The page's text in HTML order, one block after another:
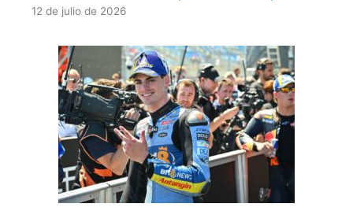
12 de julio de 2026